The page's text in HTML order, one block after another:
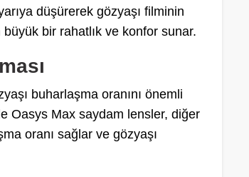
düşürerek gözyaşı filminin
bir rahatlık ve konfor sunar.
buharlaşma oranını önemli
Oasys Max saydam lensler, diğer
oranı sağlar ve gözyaşı